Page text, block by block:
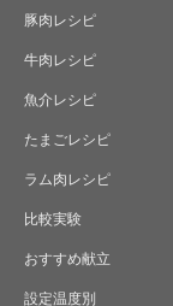
豚肉レシピ
牛肉レシピ
魚介レシピ
たまごレシピ
ラム肉レシピ
比較実験
おすすめ献立
設定温度別